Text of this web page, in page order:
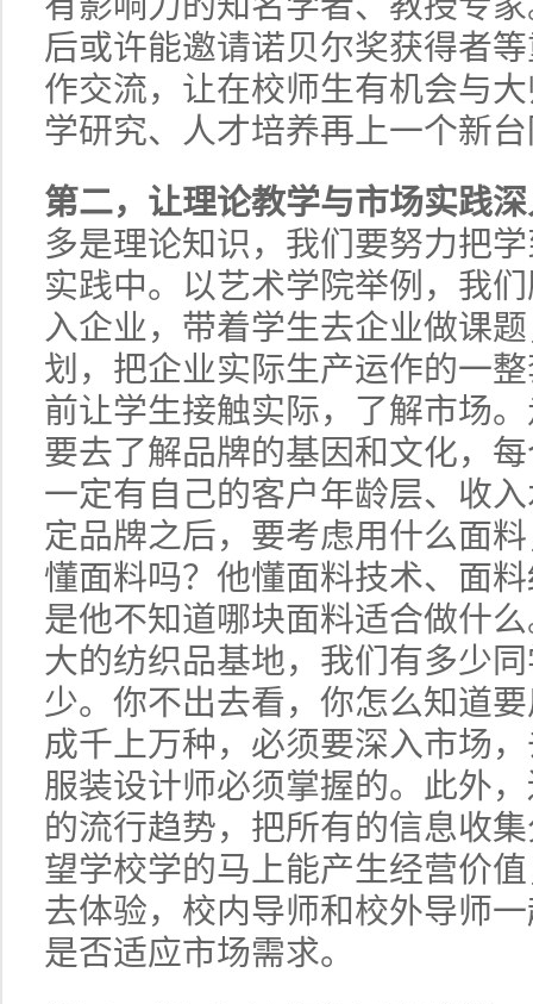
后或许能邀请诺贝尔奖获得者
作交流，让在校师生有机会与
学研究、人才培养再上一个新
第二，让理论教学与市场实践
多是理论知识，我们要努力把
实践中。以艺术学院举例，我
入企业，带着学生去企业做课
划，把企业实际生产运作的一
前让学生接触实际，了解市场
要去了解品牌的基因和文化，
一定有自己的客户年龄层、收
定品牌之后，要考虑用什么面
懂面料吗？他懂面料技术、面
是他不知道哪块面料适合做什
大的纺织品基地，我们有多少
少。你不出去看，你怎么知道
成千上万种，必须要深入市场
服装设计师必须掌握的。此外
的流行趋势，把所有的信息收
望学校学的马上能产生经营价
去体验，校内导师和校外导师
是否适应市场需求。